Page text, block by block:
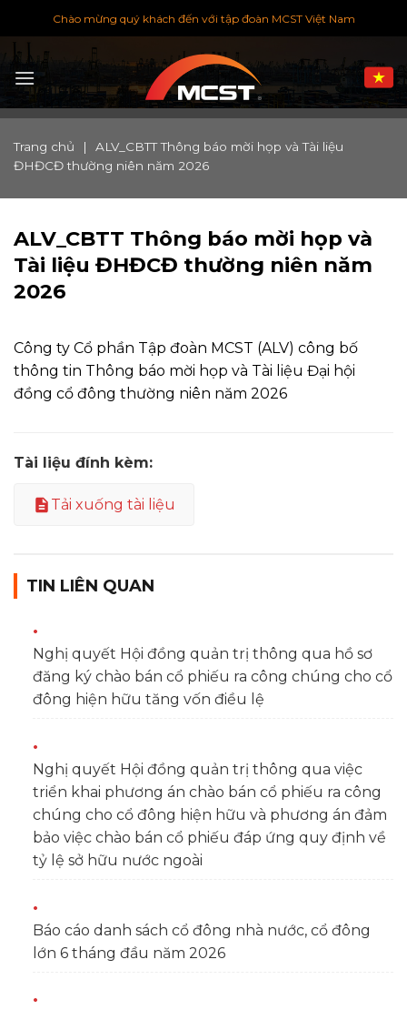
đến
nội
dung
Chào mừng quý khách đến với tập đoàn MCST Việt Nam
Trang chủ |
ALV_CBTT Thông báo mời họp và Tài liệu
ĐHĐCĐ thường niên năm 2026
ALV_CBTT Thông báo mời họp và
Tài liệu ĐHĐCĐ thường niên năm
2026
Công ty Cổ phần Tập đoàn MCST (ALV) công bố
thông tin Thông báo mời họp và Tài liệu Đại hội
đồng cổ đông thường niên năm 2026
Tài liệu đính kèm:
Tải xuống tài liệu
TIN LIÊN QUAN
Nghị quyết Hội đồng quản trị thông qua hồ sơ
đăng ký chào bán cổ phiếu ra công chúng cho cổ
đông hiện hữu tăng vốn điều lệ
Nghị quyết Hội đồng quản trị thông qua việc
triển khai phương án chào bán cổ phiếu ra công
chúng cho cổ đông hiện hữu và phương án đảm
bảo việc chào bán cổ phiếu đáp ứng quy định về
tỷ lệ sở hữu nước ngoài
Báo cáo danh sách cổ đông nhà nước, cổ đông
lớn 6 tháng đầu năm 2026